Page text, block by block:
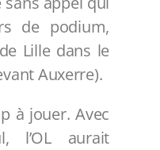
de podium,
Lille dans le
Auxerre).
à jouer. Avec
l’OL aurait